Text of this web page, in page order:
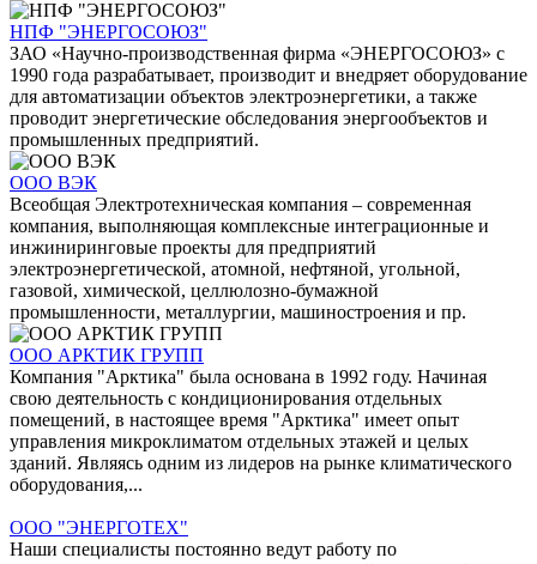
НПФ "ЭНЕРГОСОЮЗ"
ЗАО «Научно-производственная фирма «ЭНЕРГОСОЮЗ» с
1990 года разрабатывает, производит и внедряет оборудование
для автоматизации объектов электроэнергетики, а также
проводит энергетические обследования энергообъектов и
промышленных предприятий.
ООО ВЭК
Всеобщая Электротехническая компания – современная
компания, выполняющая комплексные интеграционные и
инжиниринговые проекты для предприятий
электроэнергетической, атомной, нефтяной, угольной,
газовой, химической, целлюлозно-бумажной
промышленности, металлургии, машиностроения и пр.
ООО АРКТИК ГРУПП
Компания "Арктика" была основана в 1992 году. Начиная
свою деятельность с кондиционирования отдельных
помещений, в настоящее время "Арктика" имеет опыт
управления микроклиматом отдельных этажей и целых
зданий. Являясь одним из лидеров на рынке климатического
оборудования,...
ООО "ЭНЕРГОТЕХ"
Наши специалисты постоянно ведут работу по